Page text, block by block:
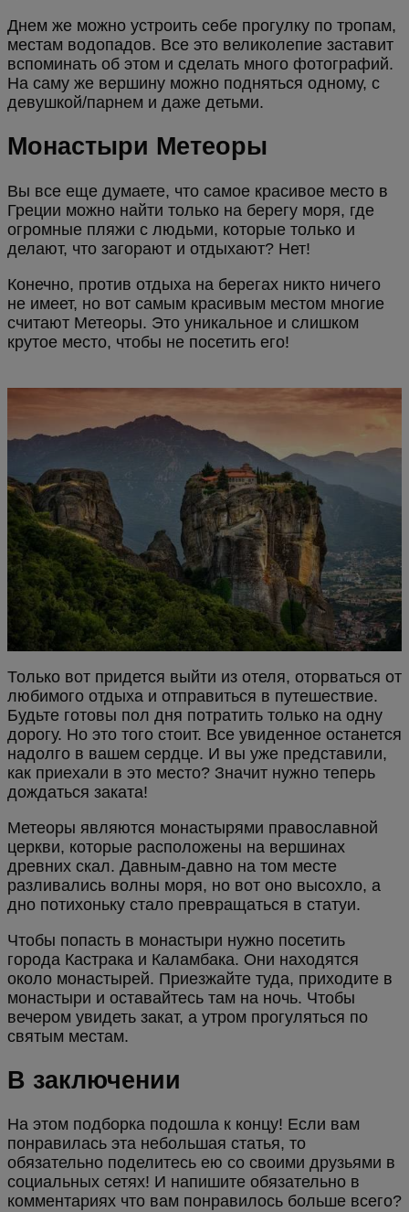
Днем же можно устроить себе прогулку по тропам,
местам водопадов. Все это великолепие заставит
вспоминать об этом и сделать много фотографий.
На саму же вершину можно подняться одному, с
девушкой/парнем и даже детьми.
Монастыри Метеоры
Вы все еще думаете, что самое красивое место в
Греции можно найти только на берегу моря, где
огромные пляжи с людьми, которые только и
делают, что загорают и отдыхают? Нет!
Конечно, против отдыха на берегах никто ничего
не имеет, но вот самым красивым местом многие
считают Метеоры. Это уникальное и слишком
крутое место, чтобы не посетить его!
Только вот придется выйти из отеля, оторваться от
любимого отдыха и отправиться в путешествие.
Будьте готовы пол дня потратить только на одну
дорогу. Но это того стоит. Все увиденное останется
надолго в вашем сердце. И вы уже представили,
как приехали в это место? Значит нужно теперь
дождаться заката!
Метеоры являются монастырями православной
церкви, которые расположены на вершинах
древних скал. Давным-давно на том месте
разливались волны моря, но вот оно высохло, а
дно потихоньку стало превращаться в статуи.
Чтобы попасть в монастыри нужно посетить
города Кастрака и Каламбака. Они находятся
около монастырей. Приезжайте туда, приходите в
монастыри и оставайтесь там на ночь. Чтобы
вечером увидеть закат, а утром прогуляться по
святым местам.
В заключении
На этом подборка подошла к концу! Если вам
понравилась эта небольшая статья, то
обязательно поделитесь ею со своими друзьями в
социальных сетях! И напишите обязательно в
комментариях что вам понравилось больше всего?